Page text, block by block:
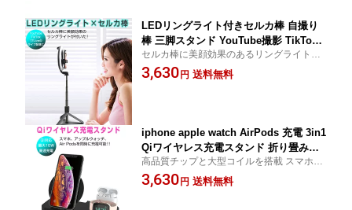
LEDリングライト付きセルカ棒 自撮り
棒 三脚スタンド YouTube撮影 TikTok 1
7Live ライブ配信 卓上 リモコン付き 動
画 オンライン会議 授業 zoom 高輝度
セルカ棒に美顔効果のあるリングライトが
付いた！ 自撮りは勿論、YouTubeやTikTo
k、17Live等の動画撮影でもキレイに映せて
3,630 円 送料無料
iphone apple watch AirPods 充電 3in1
Qiワイヤレス充電スタンド 折り畳み式
Androidスマホ アップルウォッチ 無線
同時充電 ワイヤレスチャージャー iPho
高品質チップと大型コイルを搭載 スマホ ア
ップルウォッチ Air Pods 同時充電 充電しな
がら通話、動画視聴可能 縦でも横でも充電
3,630 円 送料無料